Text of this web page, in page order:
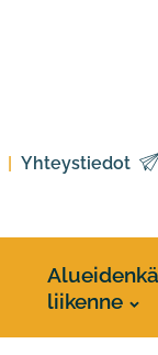
Yhteystiedot
liikenne